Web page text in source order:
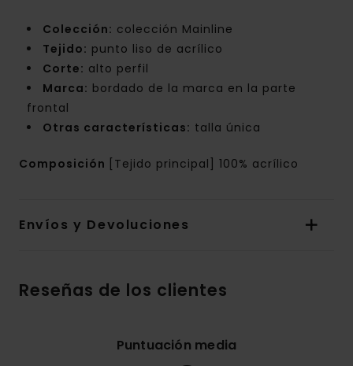
Colección: colección Mainline
Tejido: punto liso de acrílico
Corte: alto perfil
Marca: bordado de la marca en la parte
frontal
Otras características: talla única
Composición [Tejido principal] 100% acrílico
Envíos y Devoluciones
Reseñas de los clientes
Puntuación media